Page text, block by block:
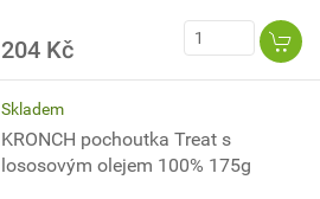
204 Kč
Skladem
KRONCH pochoutka Treat s
lososovým olejem 100% 175g